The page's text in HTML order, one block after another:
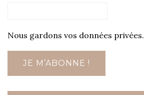
Nous gardons vos données privées.